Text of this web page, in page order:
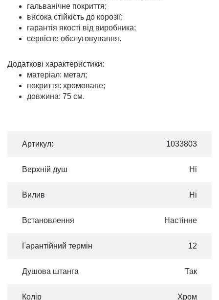
гальванічне покриття;
висока стійкість до корозії;
гарантія якості від виробника;
сервісне обслуговування.
Додаткові характеристики:
матеріал: метал;
покриття: хромоване;
довжина: 75 см.
Артикул: 1033803
Верхній душ Ні
Вилив Ні
Встановлення Настінне
Гарантійний термін 12
Душова штанга Так
Колір Хром